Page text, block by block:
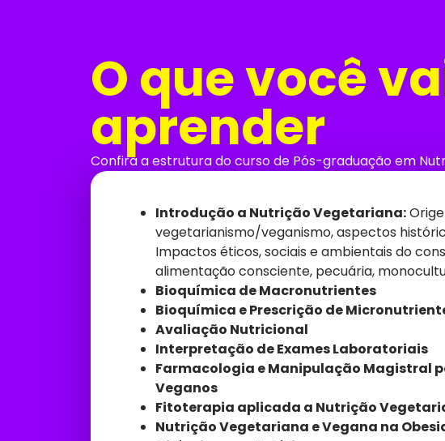
O que você
aprender
Confira a estrutura do curso de Pós-graduação em
Introdução a Nutrição Vegetariana:
vegetarianismo/veganismo, aspectos
Impactos éticos, sociais e ambientais do
alimentação consciente, pecuária,
Bioquímica de Macronutrientes
Bioquímica e Prescrição de
Avaliação Nutricional
Interpretação de Exames Laboratoriais
Farmacologia e Manipulação Magistral
Veganos
Fitoterapia aplicada a Nutrição
Nutrição Vegetariana e Vegana na